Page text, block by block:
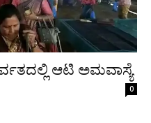
ಆಟಿ ಅಮವಾಸ್ಯೆ
0